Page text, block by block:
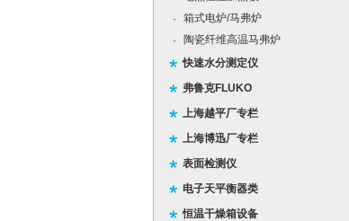
·
箱式电炉/马弗炉
·
陶瓷纤维高温马弗炉
快速水分测定仪
弗鲁克FLUKO
上海越平厂专栏
上海博迅厂专栏
表面检测仪
电子天平衡器类
恒温干燥箱设备